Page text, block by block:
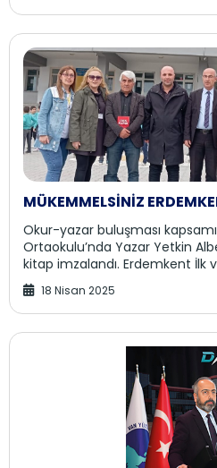
MÜKEMMELSİNİZ
Okur-yazar buluşması
Ortaokulu’nda Yazar Yetkin
kitap imzalandı. Erdemkent İlk
kültürünü teşvik eden anlamlı
18 Nisan 2025